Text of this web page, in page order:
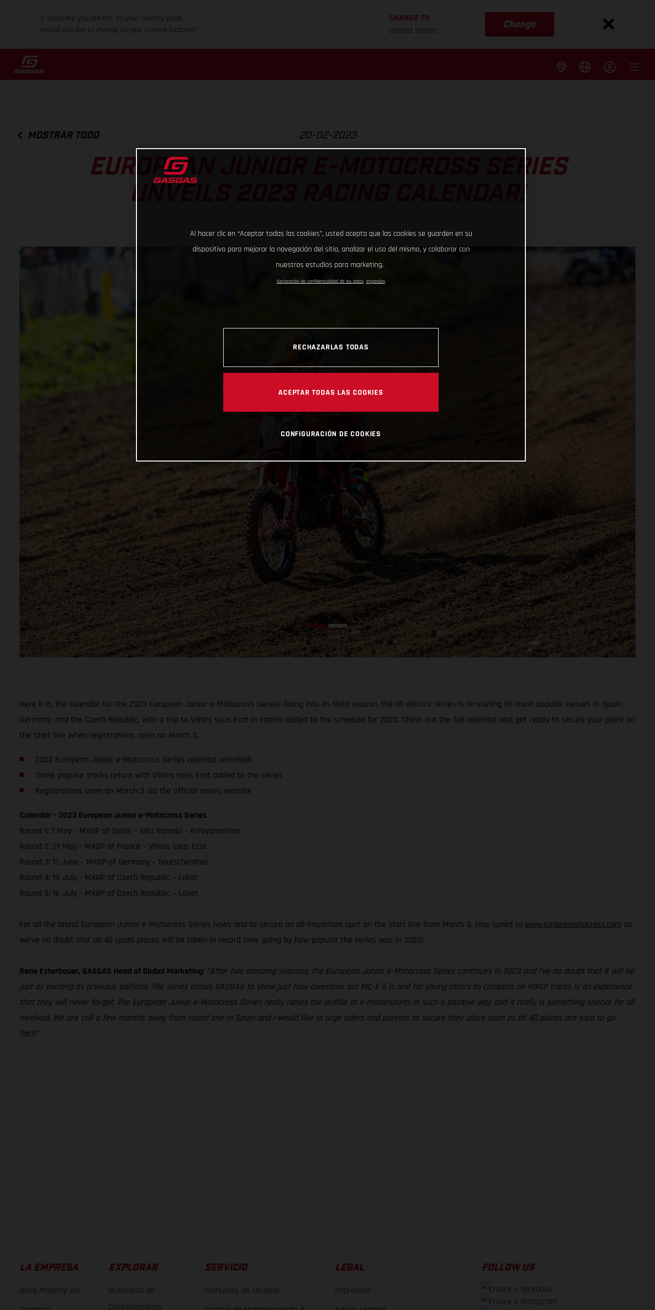
It looks like you are not on your country page.
Would you like to change to your current location?
CHANGE TO
United States
Change
MOSTRAR TODO 20-02-2023
EUROPEAN JUNIOR E-MOTOCROSS SERIES
UNVEILS 2023 RACING CALENDAR!
Here it is, the calendar for the 2023 European Junior e-Motocross Series! Going into its third season, the all-electric series is re-visiting its most popular venues in Spain,
Germany, and the Czech Republic, with a trip to Villars sous Ecot in France added to the schedule for 2023. Check out the full calendar and get ready to secure your place on
the start line when registrations open on March 3.
2023 European Junior e-Motocross Series calendar unveiled!
Three popular tracks return with Villars sous Ecot added to the series
Registrations open on March 3 via the official series website
Calendar – 2023 European Junior e-Motocross Series
Round 1: 7 May - MXGP of Spain – intu Xanadú - Arroyomolinos
Round 2: 21 May - MXGP of France – Villars sous Ecot
Round 3: 11 June - MXGP of Germany - Teutschenthal
Round 4: 15 July - MXGP of Czech Republic – Loket
Round 5: 16 July - MXGP of Czech Republic – Loket
For all the latest European Junior e-Motocross Series news and to secure an all-important spot on the start line from March 3, stay tuned to www.junioremotocross.com as
we’ve no doubt that all 40 spots places will be taken in record time going by how popular the series was in 2022!
Rene Esterbauer, GASGAS Head of Global Marketing: ”After two amazing seasons, the European Junior e-Motocross Series continues in 2023 and I’ve no doubt that it will be
just as exciting as previous editions. The series allows GASGAS to show just how awesome our MC-E 5 is and for young racers to compete on MXGP tracks is an experience
that they will never forget. The European Junior e-Motocross Series really raises the profile of e-motorsports in such a positive way and it really is something special for all
involved. We are still a few months away from round one in Spain and I would like to urge riders and parents to secure their place soon as all 40 places are sure to go
fast!”
LA EMPRESA
Bajaj Mobility AG
EXPLORAR
Búsqueda de
Concesionarios
SERVICIO
Manuales de Usuario
LEGAL
Impresión
FOLLOW US
Al hacer clic en “Aceptar todas las cookies”, usted acepta que las cookies se guarden en su
dispositivo para mejorar la navegación del sitio, analizar el uso del mismo, y colaborar con
nuestros estudios para marketing.
Declaración de confidencialidad de los datos Impresión
RECHAZARLAS TODAS
ACEPTAR TODAS LAS COOKIES
CONFIGURACIÓN DE COOKIES